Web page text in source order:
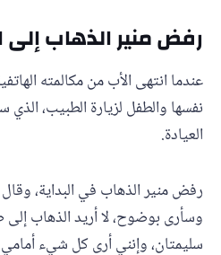
رفض منير الذهاب إلى
عندما انتهى الأب من مكالمته
نفسها والطفل لزيارة الطبيب،
العيادة.
رفض منير الذهاب في البداية،
وسأرى بوضوح، لا أريد الذهاب إلى
سليمتان، وإنني أرى كل شيء